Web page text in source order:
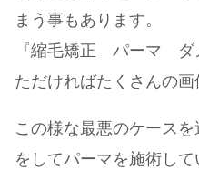
まう事もあります。
『縮毛矯正 パーマ ダ
ただければたくさんの画
この様な最悪のケース
をしてパーマを施術して